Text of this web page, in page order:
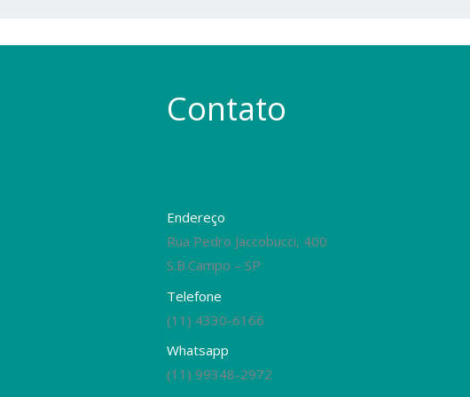
Contato
Endereço
Rua Pedro Jaccobucci, 400
S.B.Campo – SP
Telefone
(11) 4330-6166
Whatsapp
(11) 99348-2972